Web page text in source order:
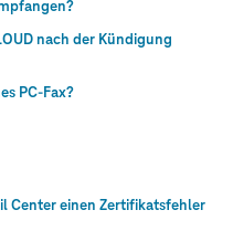
nach der Kündigung
PC-Fax?
Center einen Zertifikatsfehler